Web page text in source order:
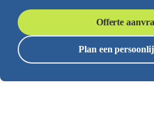
Offerte
Plan een